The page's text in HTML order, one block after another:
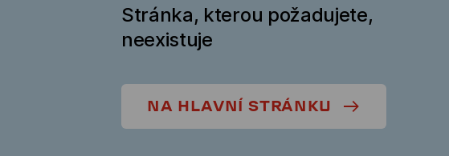
Stránka, kterou požadujete,
neexistuje
NA HLAVNÍ STRÁNKU